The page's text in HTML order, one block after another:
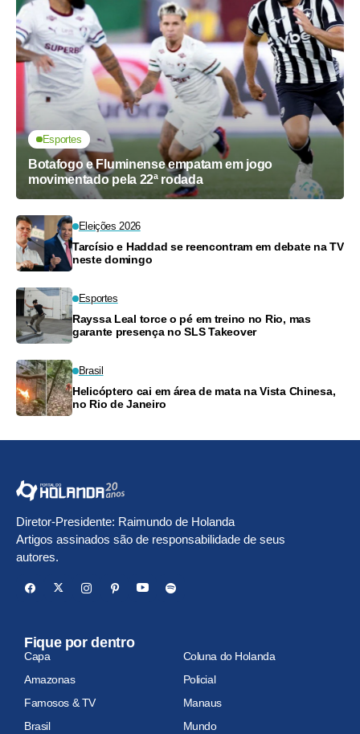
Esportes
Botafogo e Fluminense empatam em jogo
movimentado pela 22ª rodada
Eleições 2026
Tarcísio e Haddad se reencontram em debate na TV
neste domingo
Esportes
Rayssa Leal torce o pé em treino no Rio, mas
garante presença no SLS Takeover
Brasil
Helicóptero cai em área de mata na Vista Chinesa,
no Rio de Janeiro
Diretor-Presidente: Raimundo de Holanda
Artigos assinados são de responsabilidade de seus
autores.
Fique por dentro
Capa
Coluna do Holanda
Amazonas
Policial
Famosos & TV
Manaus
Brasil
Mundo